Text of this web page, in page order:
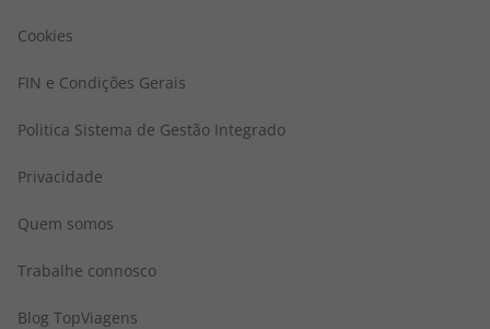
Cookies
FIN e Condições Gerais
Politica Sistema de Gestão Integrado
Privacidade
Quem somos
Trabalhe connosco
Blog TopViagens